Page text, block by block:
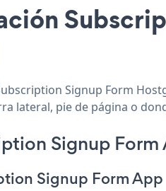
Signup Form
lateral, pie de página o
Signup
Signup Form App